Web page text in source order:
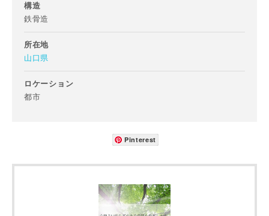
構造
鉄骨造
所在地
山口県
ロケーション
都市
Pinterest
お名前
メールアドレス